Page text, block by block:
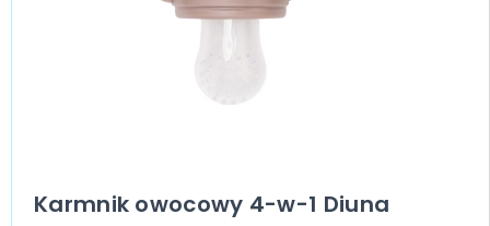
Karmnik owocowy 4-w-1 Diuna